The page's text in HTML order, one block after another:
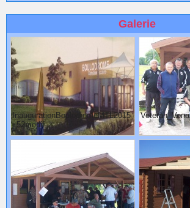
Galerie
InaugurationBoulodromeMTL2015
_52modif